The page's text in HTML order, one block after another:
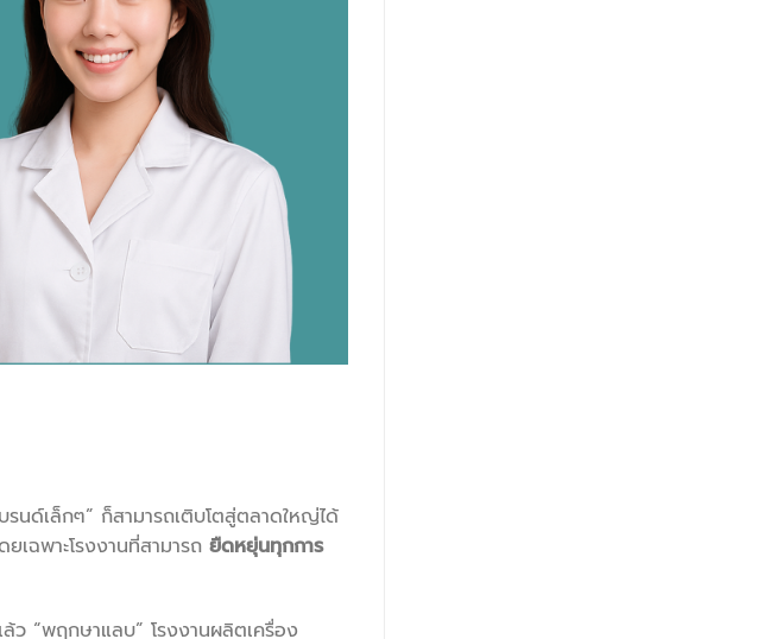
รนด์เล็กๆ” ก็สามารถเติบโตสู่ตลาดใหญ่ได้
เฉพาะโรงงานที่สามารถ ยืดหยุ่นทุกการ
“พฤกษาแลบ” โรงงานผลิตเครื่อง